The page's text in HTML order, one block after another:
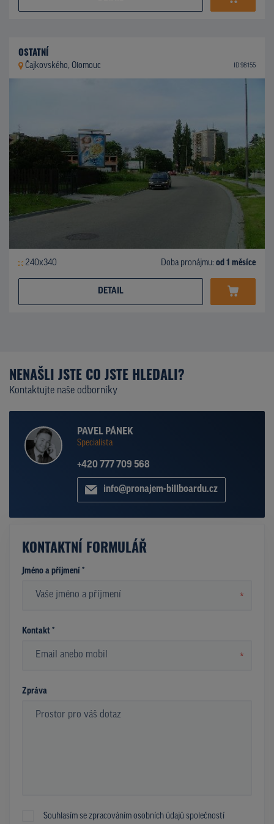
OSTATNÍ
Čajkovského, Olomouc ID 98155
240x340 Doba pronájmu: od 1 měsíce
DETAIL
NENAŠLI JSTE CO JSTE HLEDALI?
Kontaktujte naše odborníky
PAVEL PÁNEK
Specialista
+420 777 709 568
info@pronajem-billboardu.cz
KONTAKTNÍ FORMULÁŘ
Jméno a příjmení *
*
Kontakt *
*
Zpráva
Souhlasím se zpracováním osobních údajů společností